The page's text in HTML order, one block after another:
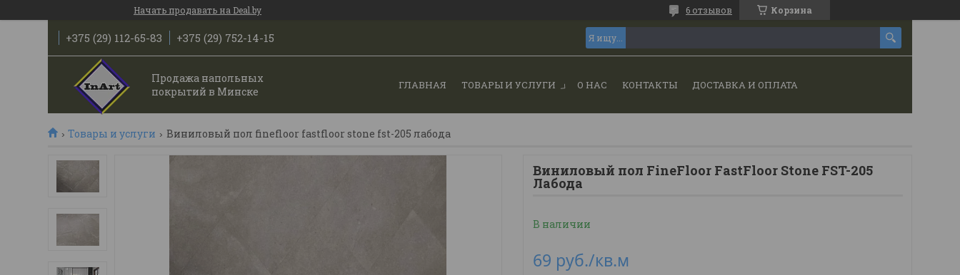
Начать продавать на Deal.by Корзина
6 отзывов
+375 (29) 112-65-83 +375 (29) 752-14-15
Продажа напольных
покрытий в Минске
ГЛАВНАЯ ТОВАРЫ И УСЛУГИ О НАС КОНТАКТЫ ДОСТАВКА И ОПЛАТА
Товары и услуги Виниловый пол finefloor fastfloor stone fst-205 лабода
Виниловый пол FineFloor FastFloor Stone FST-205
Лабода
В наличии
69 руб./кв.м